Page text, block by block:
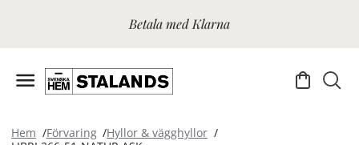
Betala med Klarna
Hem Förvaring
Hyllor & vägghyllor